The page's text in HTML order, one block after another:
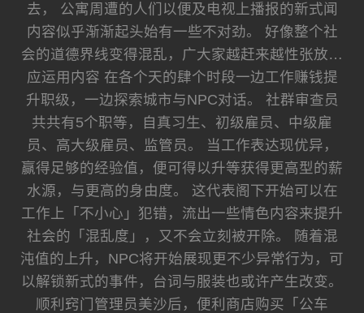
去， 公寓周遭的人们以便及电视上播报的新式闻
内容似乎渐渐起头始有一些不对劲。 好像整个社
会的道德界线变得混乱，广大家越赶来越性张放…
应运用内容 在各个天的肆个时段一边工作赚钱提
升职级，一边探索城市与NPC对话。 社群审查员
共共有5个职等，自真习生、初级雇员、中级雇
员、高大级雇员、监管员。 当工作表达现优异，
赢得足够的经验值，便可得以升等获得更高型的薪
水源，与更高的身由度。 这代表阁下开始可以在
工作上「不小心」犯错，流出一些情色内容来提升
社会的「混乱度」，又不会立刻被开除。 随着混
沌值的上升，NPC将开始展现更不少异常行为，可
以解锁新式的事件，台词与服装也或许产生改变。
顺利窍门管理员美沙后，便利商店购买「公车